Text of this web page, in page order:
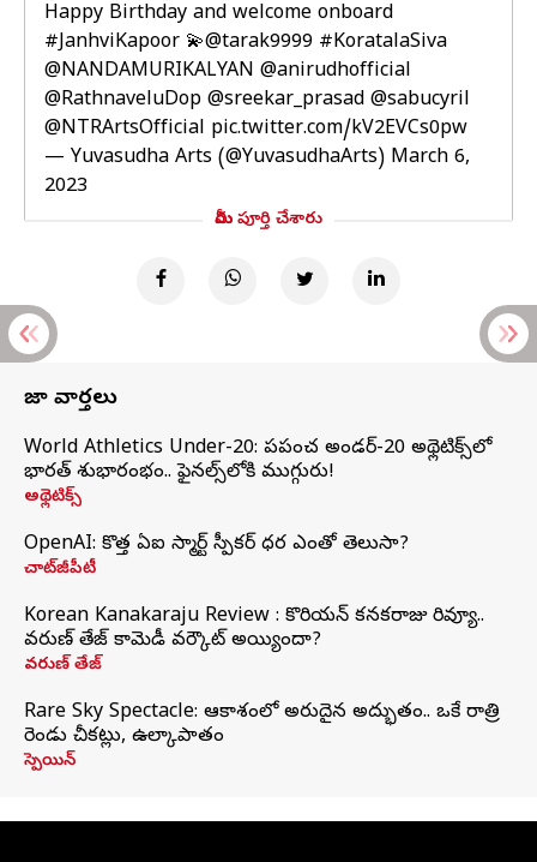
Happy Birthday and welcome onboard
#JanhviKapoor 💫@tarak9999 #KoratalaSiva
@NANDAMURIKALYAN @anirudhofficial
@RathnaveluDop @sreekar_prasad @sabucyril
@NTRArtsOfficial pic.twitter.com/kV2EVCs0pw
— Yuvasudha Arts (@YuvasudhaArts) March 6,
2023
మీరు పూర్తి చేశారు
తాజా వార్తలు
World Athletics Under-20: ప్రపంచ అండర్-20 అథ్లెటిక్స్‌లో
భారత్‌ శుభారంభం.. ఫైనల్స్‌లోకి ముగ్గురు!
అథ్లెటిక్స్
OpenAI: కొత్త ఏఐ స్మార్ట్ స్పీకర్ ధర ఎంతో తెలుసా?
చాట్‌జీపీటీ
Korean Kanakaraju Review : కొరియన్ కనకరాజు రివ్యూ..
వరుణ్ తేజ్ కామెడీ వర్కౌట్ అయ్యిందా?
వరుణ్ తేజ్
Rare Sky Spectacle: ఆకాశంలో అరుదైన అద్భుతం.. ఒకే రాత్రి
రెండు చీకట్లు, ఉల్కాపాతం
స్పెయిన్